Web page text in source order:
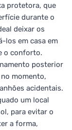
protetora, que
durante o
deixar os
los em casa em
o conforto.
posterior
momento,
acidentais.
um local
para evitar o
a forma,